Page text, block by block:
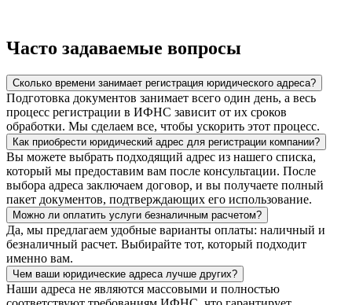
Часто задаваемые вопросы
Сколько времени занимает регистрация юридического адреса?
Подготовка документов занимает всего один день, а весь
процесс регистрации в ИФНС зависит от их сроков
обработки. Мы сделаем все, чтобы ускорить этот процесс.
Как приобрести юридический адрес для регистрации компании?
Вы можете выбрать подходящий адрес из нашего списка,
который мы предоставим вам после консультации. После
выбора адреса заключаем договор, и вы получаете полный
пакет документов, подтверждающих его использование.
Можно ли оплатить услуги безналичным расчетом?
Да, мы предлагаем удобные варианты оплаты: наличный и
безналичный расчет. Выбирайте тот, который подходит
именно вам.
Чем ваши юридические адреса лучше других?
Наши адреса не являются массовыми и полностью